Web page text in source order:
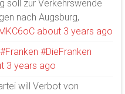
soll zur Verkehrswende
nach Augsburg,
about 3 years ago
#Franken #DieFranken
3 years ago
will Verbot von